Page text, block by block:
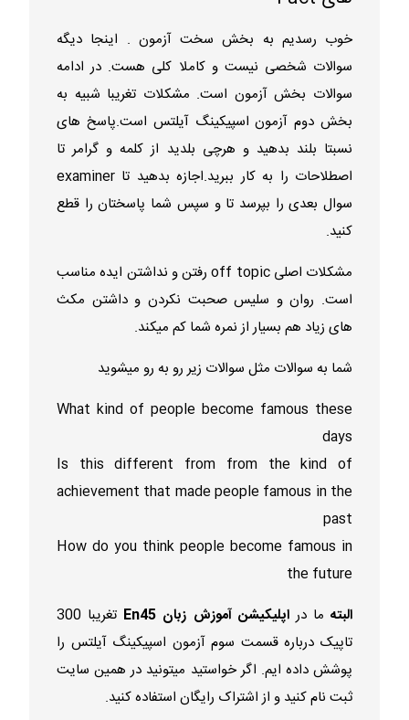
خوب رسدیم به بخش سخت آزمون . اینجا دیگه
سوالات شخصی نیست و کاملا کلی هست. در ادامه
سوالات بخش آزمون است. مشکلات تغریبا شبیه به
بخش دوم آزمون اسپیکینگ آیلتس است.پاسخ های
نسبتا بلند بدهید و هرچی بلدید از کلمه و گرامر تا
اصطلاحات را به کار ببرید.اجازه بدهید تا examiner
سوال بعدی را بپرسد تا و سپس شما پاسختان را قطع
کنید.
مشکلات اصلی off topic رفتن و نداشتن ایده مناسب
است. روان و سلیس صحبت نکردن و داشتن مکث
های زیاد هم بسیار از نمره شما کم میکند.
شما به سوالات مثل سوالات زیر رو به رو میشوید
What kind of people become famous these
days
Is this different from from the kind of
achievement that made people famous in the
past
How do you think people become famous in
the future
البته ما دراپلیکیشن آموزش زبان En45
تغریبا 300
تاپیک درباره قسمت سوم آزمون اسپیکینگ آیلتس را
پوشش داده ایم. اگر خواستید میتونید در همین سایت
ثبت نام کنید و از اشتراک رایگان استفاده کنید.